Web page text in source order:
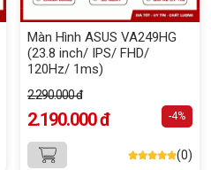
Màn Hình ASUS VA249HG
(23.8 inch/ IPS/ FHD/
120Hz/ 1ms)
2.290.000 đ
2.190.000 đ -4%
(0)